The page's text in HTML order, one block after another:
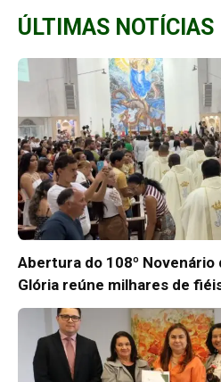
ÚLTIMAS NOTÍCIAS
Abertura do 108º Novenário
Glória reúne milhares de